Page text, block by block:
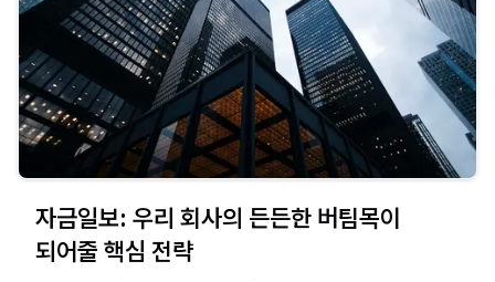
자금일보: 우리 회사의 든든한 버팀목이
되어줄 핵심 전략